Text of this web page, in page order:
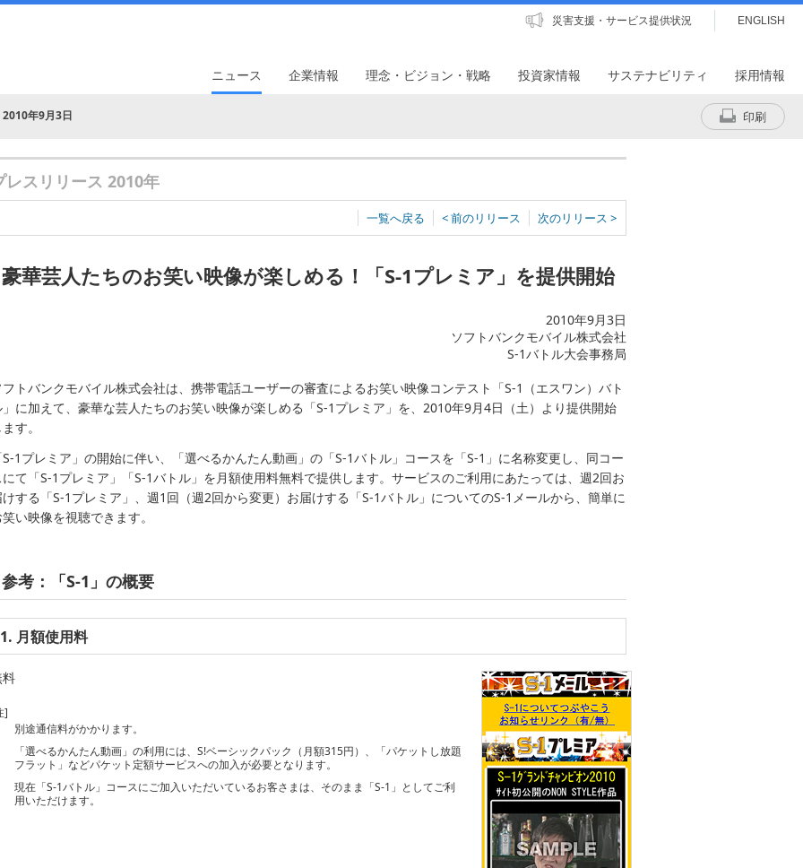
災害支援・サービス提供状況 ENGLISH
ニュース 企業情報 理念・ビジョン・戦略 投資家情報 サステナビリティ 採用情報
2010年9月3日 印刷
レスリリース 2010年
一覧へ戻る < 前のリリース 次のリリース >
豪華芸人たちのお笑い映像が楽しめる！「S-1プレミア」を提供開始
2010年9月3日
ソフトバンクモバイル株式会社
S-1バトル大会事務局
トバンクモバイル株式会社は、携帯電話ユーザーの審査によるお笑い映像コンテスト「S-1（エスワン）バト
に加えて、豪華な芸人たちのお笑い映像が楽しめる「S-1プレミア」を、2010年9月4日（土）より提供開始
す。
1プレミア」の開始に伴い、「選べるかんたん動画」の「S-1バトル」コースを「S-1」に名称変更し、同コー
て「S-1プレミア」「S-1バトル」を月額使用料無料で提供します。サービスのご利用にあたっては、週2回お
する「S-1プレミア」、週1回（週2回から変更）お届けする「S-1バトル」についてのS-1メールから、簡単に
い映像を視聴できます。
参考：「S-1」の概要
1. 月額使用料
]
別途通信料がかかります。
「選べるかんたん動画」の利用には、S!ベーシックパック（月額315円）、「パケットし放題
フラット」などパケット定額サービスへの加入が必要となります。
現在「S-1バトル」コースにご加入いただいているお客さまは、そのまま「S-1」としてご利
用いただけます。